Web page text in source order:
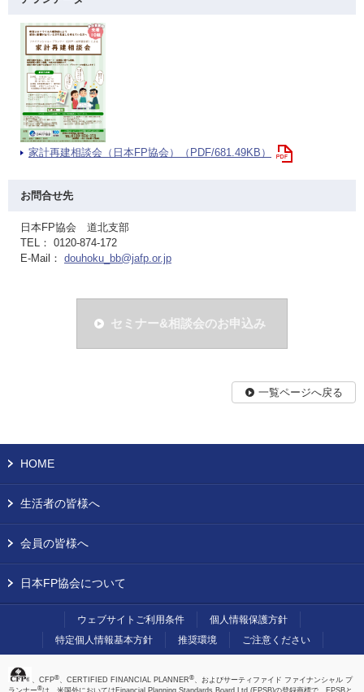
家計再建相談会（日本FP協会）（PDF/681.49KB）
お問合せ先
日本FP協会 道北支部
TEL： 0120-874-172
E-Mail： douhoku_bb@jafp.or.jp
セミナー&相談会のお申込み
一覧ページへ戻る
HOME
生活者の皆様へ
会員の皆様へ
日本FP協会について
ウェブサイトご利用条件
個人情報保護方針
特定個人情報基本方針
推奨環境 ご注意ください
、CFP®、CERTIFIED FINANCIAL PLANNER®、およびサーティファイド ファイナンシャル プ
®